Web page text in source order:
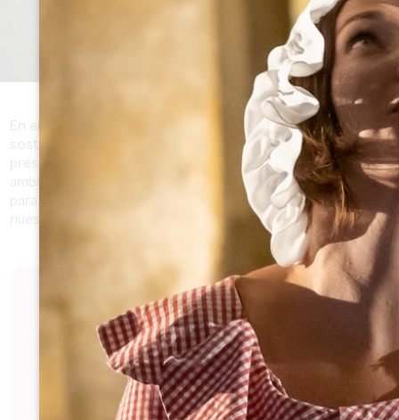
En el marco de su compromiso con el desarrollo
sostenible, la Oficina de Turismo del Grand Saint-Émilionnais
presenta su apuesta por la preservación del medio
ambiente y de la oferta local. Descubra cómo trabajamos
para promover un turismo responsable y respetuoso con
nuestro destino.